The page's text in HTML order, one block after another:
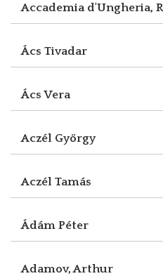
Accademia d'Ungheria,
Ács Tivadar
Ács Vera
Aczél György
Aczél Tamás
Ádám Péter
Adamov, Arthur